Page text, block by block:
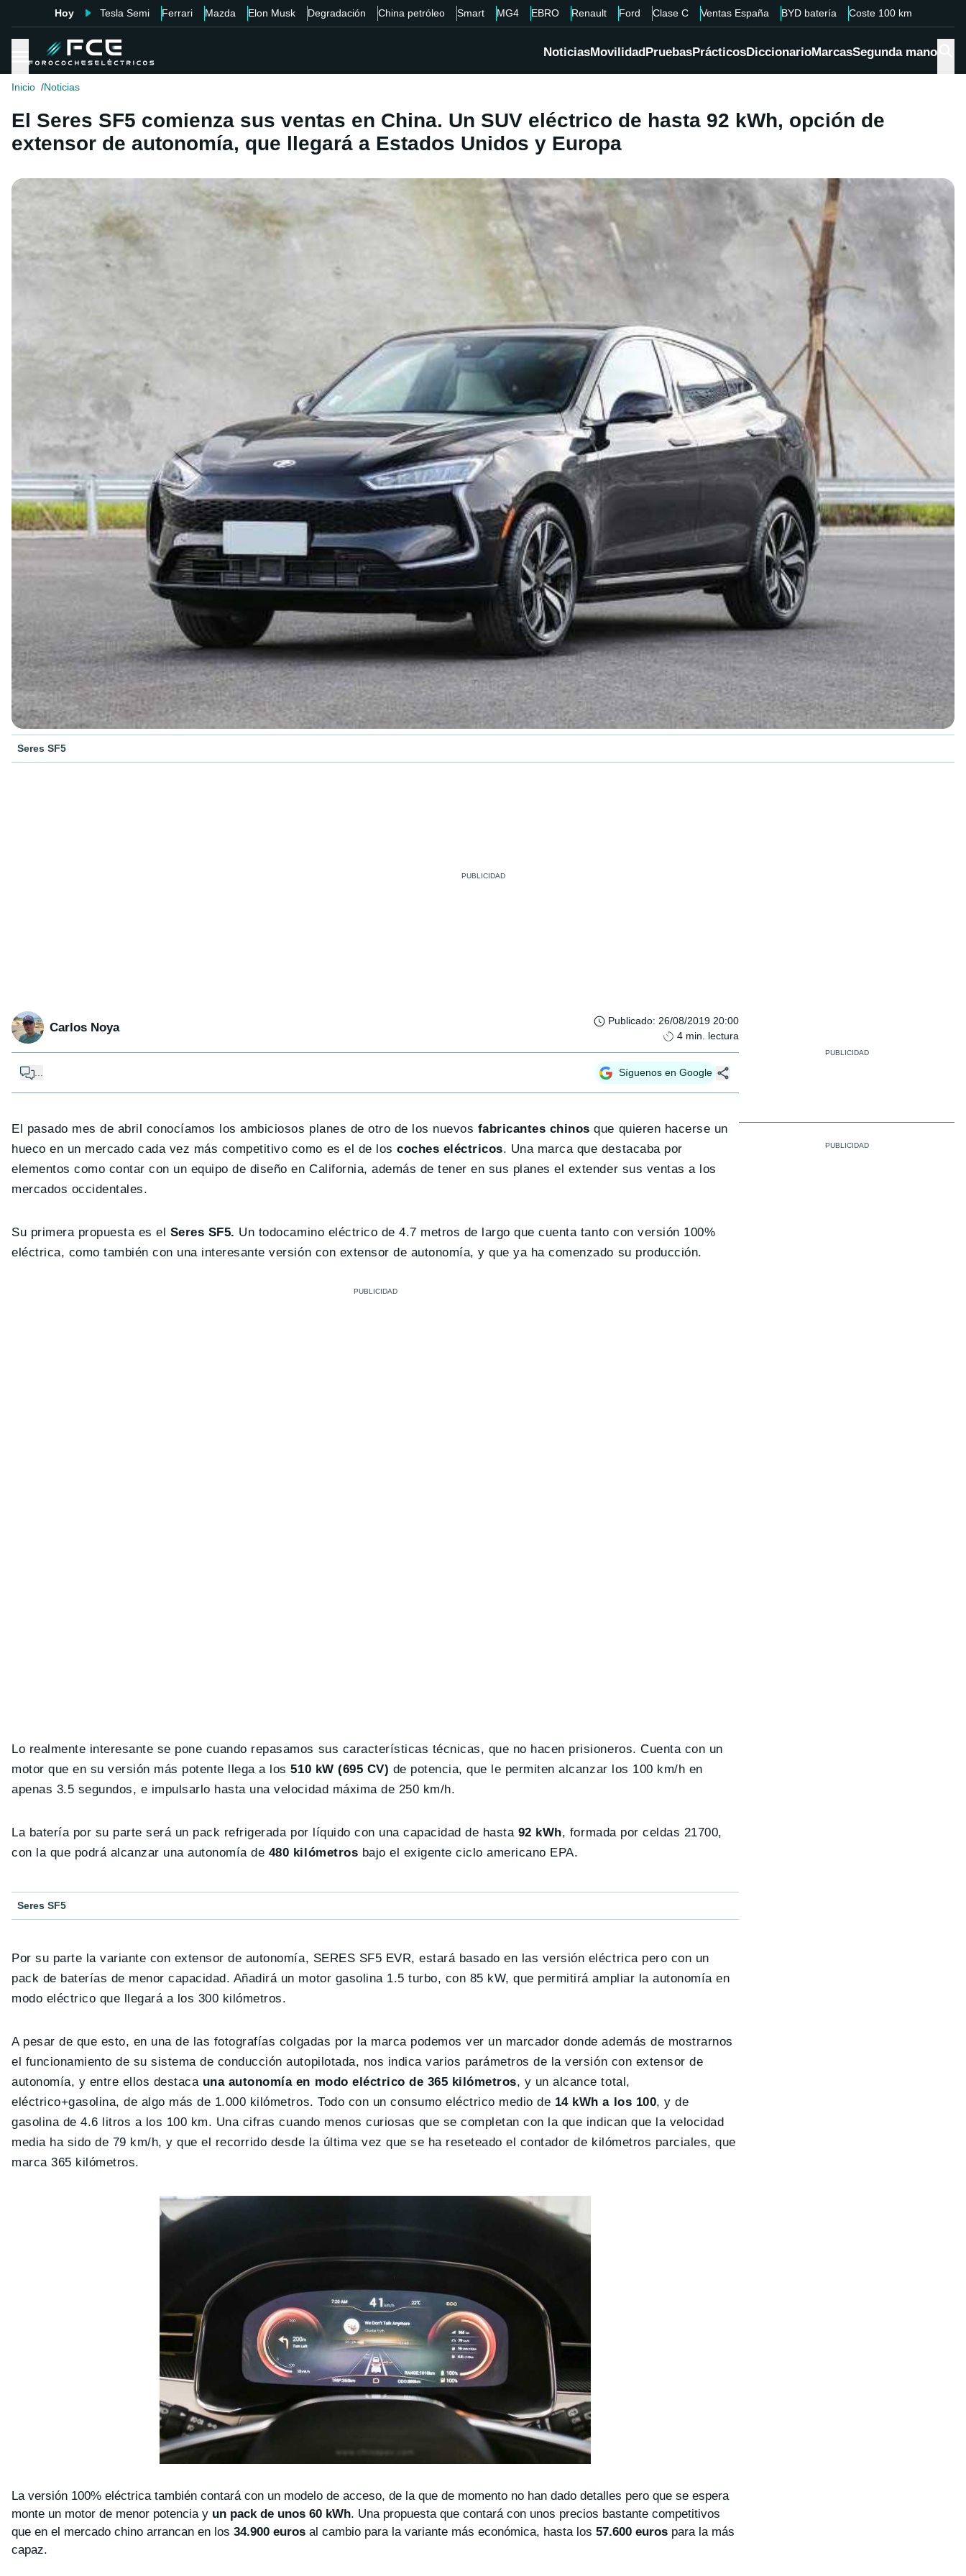
Hoy Tesla Semi Ferrari Mazda Elon Musk Degradación China petróleo Smart MG4 EBRO Renault Ford Clase C Ventas España BYD batería Coste 100 km
NoticiasMovilidadPruebasPrácticosDiccionarioMarcasSegunda mano
Inicio Noticias
El Seres SF5 comienza sus ventas en China. Un SUV eléctrico de hasta 92 kWh, opción de
extensor de autonomía, que llegará a Estados Unidos y Europa
Seres SF5
Carlos Noya Publicado: 26/08/2019 20:00
4 min. lectura
... Síguenos en Google
El pasado mes de abril conocíamos los ambiciosos planes de otro de los nuevos fabricantes chinos que quieren hacerse un
hueco en un mercado cada vez más competitivo como es el de los coches eléctricos. Una marca que destacaba por
elementos como contar con un equipo de diseño en California, además de tener en sus planes el extender sus ventas a los
mercados occidentales.
Su primera propuesta es el Seres SF5. Un todocamino eléctrico de 4.7 metros de largo que cuenta tanto con versión 100%
eléctrica, como también con una interesante versión con extensor de autonomía, y que ya ha comenzado su producción.
Lo realmente interesante se pone cuando repasamos sus características técnicas, que no hacen prisioneros. Cuenta con un
motor que en su versión más potente llega a los510 kW (695 CV) de potencia, que le permiten alcanzar los 100 km/h en
apenas 3.5 segundos, e impulsarlo hasta una velocidad máxima de 250 km/h.
La batería por su parte será un pack refrigerada por líquido con una capacidad de hasta92 kWh, formada por celdas 21700,
con la que podrá alcanzar una autonomía de 480 kilómetros bajo el exigente ciclo americano EPA.
Seres SF5
Por su parte la variante con extensor de autonomía, SERES SF5 EVR, estará basado en las versión eléctrica pero con un
pack de baterías de menor capacidad. Añadirá un motor gasolina 1.5 turbo, con 85 kW, que permitirá ampliar la autonomía en
modo eléctrico que llegará a los 300 kilómetros.
A pesar de que esto, en una de las fotografías colgadas por la marca podemos ver un marcador donde además de mostrarnos
el funcionamiento de su sistema de conducción autopilotada, nos indica varios parámetros de la versión con extensor de
autonomía, y entre ellos destaca una autonomía en modo eléctrico de 365 kilómetros, y un alcance total,
eléctrico+gasolina, de algo más de 1.000 kilómetros. Todo con un consumo eléctrico medio de 14 kWh a los 100, y de
gasolina de 4.6 litros a los 100 km. Una cifras cuando menos curiosas que se completan con la que indican que la velocidad
media ha sido de 79 km/h, y que el recorrido desde la última vez que se ha reseteado el contador de kilómetros parciales, que
marca 365 kilómetros.
La versión 100% eléctrica también contará con un modelo de acceso, de la que de momento no han dado detalles pero que se espera
monte un motor de menor potencia y un pack de unos 60 kWh. Una propuesta que contará con unos precios bastante competitivos
que en el mercado chino arrancan en los 34.900 euros al cambio para la variante más económica, hasta los 57.600 euros para la más
capaz.